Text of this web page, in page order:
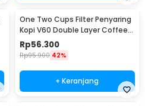
One Two Cups Filter Penyaring
Kopi V60 Double Layer Coffee
Filter - FS-40S
Rp56.300
Rp95.900 42%
+ Keranjang